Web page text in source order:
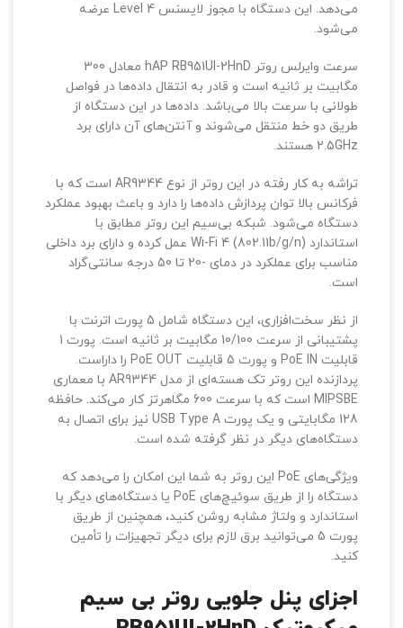
می‌دهد. این دستگاه با مجوز لایسنس Level 4 عرضه
می‌شود.
سرعت وایرلس روتر hAP RB951UI-2HnD معادل 300
مگابیت بر ثانیه است و قادر به انتقال داده‌ها در فواصل
طولانی با سرعت بالا می‌باشد. داده‌ها در این دستگاه از
طریق دو خط منتقل می‌شوند و آنتن‌های آن دارای برد
2.5GHz هستند.
تراشه به کار رفته در این روتر از نوع AR9344 است که با
فرکانس بالا توان پردازش داده‌ها را دارد و باعث بهبود عملکرد
دستگاه می‌شود. شبکه بی‌سیم این روتر مطابق با
استاندارد Wi-Fi 4 (802.11b/g/n) عمل کرده و دارای برد داخلی
مناسب برای عملکرد در دمای -20 تا 50 درجه سانتی‌گراد
است.
از نظر سخت‌افزاری، این دستگاه شامل 5 پورت اترنت با
پشتیبانی از سرعت 10/100 مگابیت بر ثانیه است. پورت 1
قابلیت PoE IN و پورت 5 قابلیت PoE OUT را داراست.
پردازنده این روتر تک هسته‌ای از مدل AR9344 با معماری
MIPSBE است که با سرعت 600 مگاهرتز کار می‌کند. حافظه
128 مگابایتی و یک پورت USB Type A نیز برای اتصال به
دستگاه‌های دیگر در نظر گرفته شده است.
ویژگی‌های PoE این روتر به شما این امکان را می‌دهد که
دستگاه را از طریق سوئیچ‌های PoE یا دستگاه‌های دیگر با
استاندارد و ولتاژ مشابه روشن کنید، همچنین از طریق
پورت 5 می‌توانید برق لازم برای دیگر تجهیزات را تأمین
کنید.
اجزای پنل جلویی روتر بی سیم